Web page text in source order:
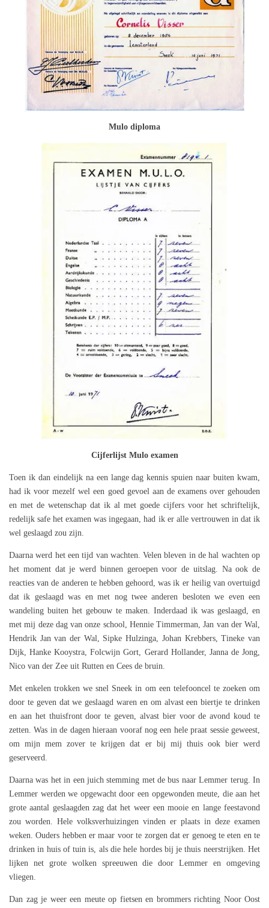
Mulo diploma
Cijferlijst Mulo examen
Toen ik dan eindelijk na een lange dag kennis spuien naar buiten kwam,
had ik voor mezelf wel een goed gevoel aan de examens over gehouden
en met de wetenschap dat ik al met goede cijfers voor het schriftelijk,
redelijk safe het examen was ingegaan, had ik er alle vertrouwen in dat ik
wel geslaagd zou zijn.
Daarna werd het een tijd van wachten. Velen bleven in de hal wachten op
het moment dat je werd binnen geroepen voor de uitslag. Na ook de
reacties van de anderen te hebben gehoord, was ik er heilig van overtuigd
dat ik geslaagd was en met nog twee anderen besloten we even een
wandeling buiten het gebouw te maken. Inderdaad ik was geslaagd, en
met mij deze dag van onze school, Hennie Timmerman, Jan van der Wal,
Hendrik Jan van der Wal, Sipke Hulzinga, Johan Krebbers, Tineke van
Dijk, Hanke Kooystra, Folcwijn Gort, Gerard Hollander, Janna de Jong,
Nico van der Zee uit Rutten en Cees de bruin.
Met enkelen trokken we snel Sneek in om een telefooncel te zoeken om
door te geven dat we geslaagd waren en om alvast een biertje te drinken
en aan het thuisfront door te geven, alvast bier voor de avond koud te
zetten. Was in de dagen hieraan vooraf nog een hele praat sessie geweest,
om mijn mem zover te krijgen dat er bij mij thuis ook bier werd
geserveerd.
Daarna was het in een juich stemming met de bus naar Lemmer terug. In
Lemmer werden we opgewacht door een opgewonden meute, die aan het
grote aantal geslaagden zag dat het weer een mooie en lange feestavond
zou worden. Hele volksverhuizingen vinden er plaats in deze examen
weken. Ouders hebben er maar voor te zorgen dat er genoeg te eten en te
drinken in huis of tuin is, als die hele hordes bij je thuis neerstrijken. Het
lijken net grote wolken spreeuwen die door Lemmer en omgeving
vliegen.
Dan zag je weer een meute op fietsen en brommers richting Noor Oost